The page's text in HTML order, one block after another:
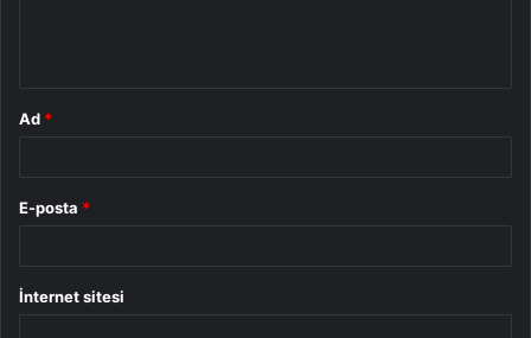
Ad *
E-posta *
İnternet sitesi